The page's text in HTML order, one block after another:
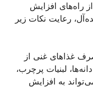
راه‌های افزایش
رعایت نکات زیر
غذا‌های غنی از
لبنیات پرچرب،
به افزایش